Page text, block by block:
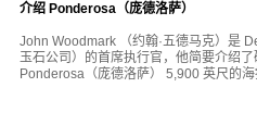
介绍 Ponderosa（庞德洛萨）
John Woodmark （约翰·五德马克）是
玉石公司）的首席执行官，他简要介绍
Ponderosa（庞德洛萨） 5,900 英尺的海